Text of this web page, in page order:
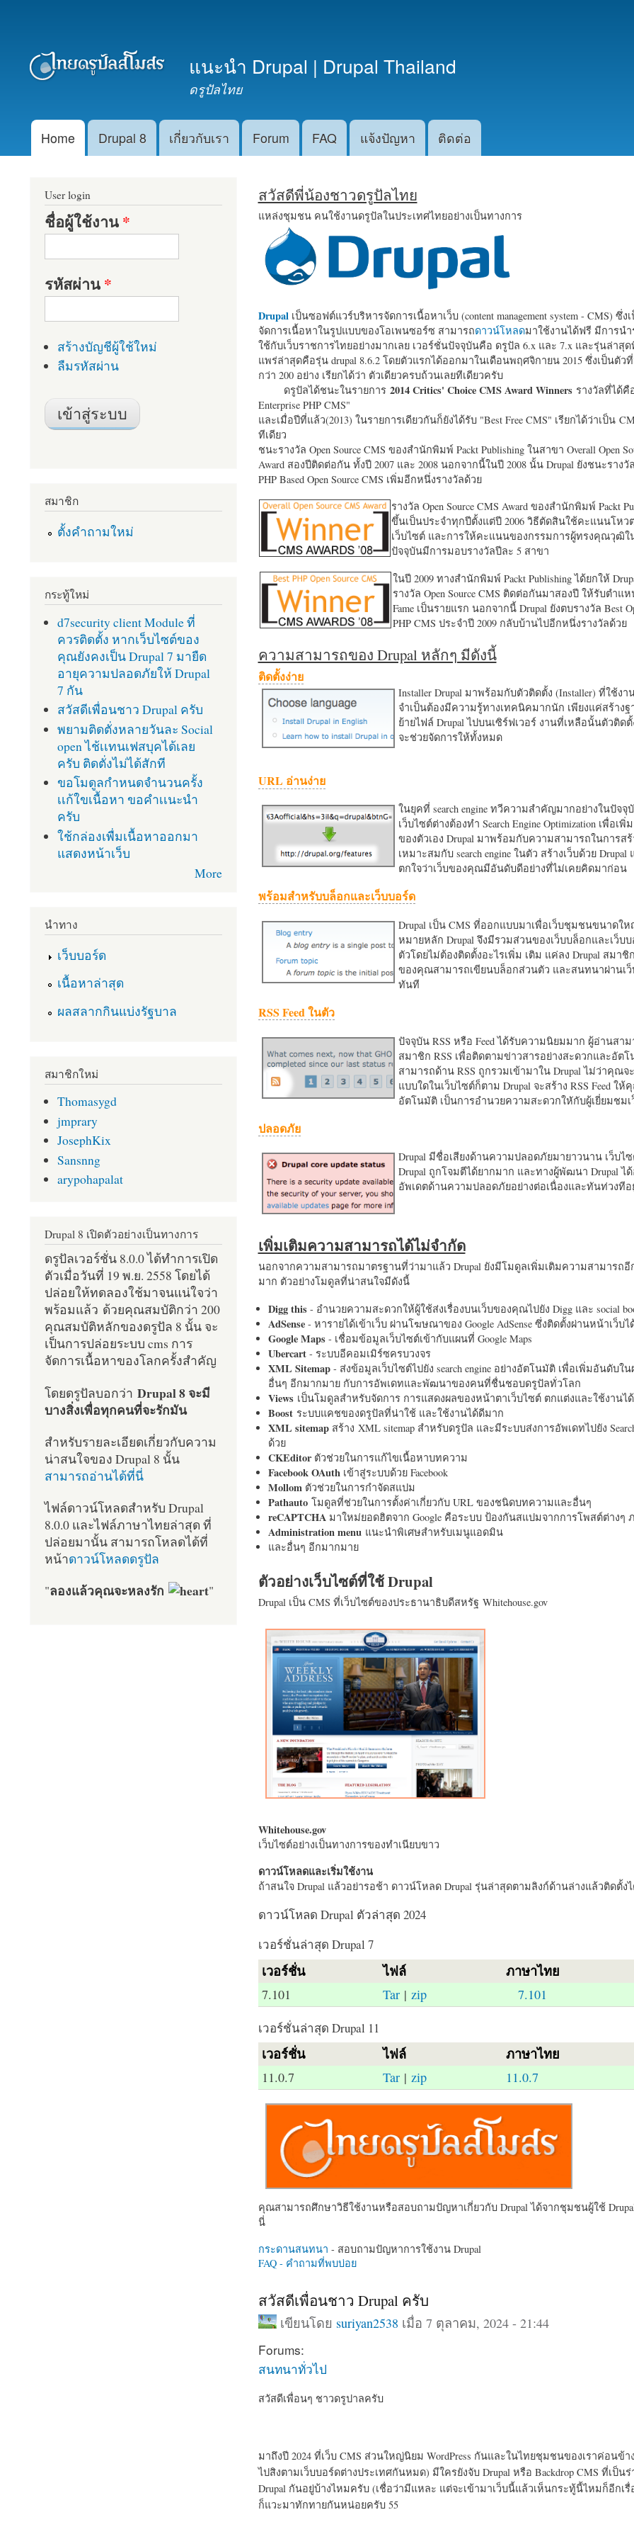
หลัก
แนะนำ Drupal | Drupal Thailand
ดรูปัลไทย
Main menu
Home Drupal 8 เกี่ยวกับเรา Forum FAQ แจ้งปัญหา ติดต่อ
สวัสดีพี่น้องชาวดรูปัลไทย
แหล่งชุมชน คนใช้งานดรูปัลในประเทศไทยอย่างเป็นทางการ
Drupalเป็นซอฟต์แวร์บริหารจัดการเนื้อหาเว็บ (content management system - CMS) ซึ่ง
จัดการเนื้อหาในรูปแบบของโอเพนซอร์ซ สามารถดาวน์โหลดมาใช้งานได้ฟรี มีการน
ใช้กับเว็บราชการไทยอย่างมากเลย เวอร์ชั่นปัจจุบันคือ ดรูปัล 6.x และ 7.x และรุ่นล่าสุด
แพร่ล่าสุดคือรุ่น drupal 8.6.2 โดยตัวแรกได้ออกมาในเดือนพฤศจิกายน 2015 ซึ่งเป็นตั
กว่า 200 อย่าง เรียกได้ว่า ตัวเดียวครบถ้วนเลยทีเดียวครับ
ดรูปัลได้ชนะในรายการ 2014 Critics' Choice CMS Award Winners รางวัลที่ได้คื
Enterprise PHP CMS"
และเมื่อปีที่แล้ว(2013) ในรายการเดียวกันก็ยังได้รับ "Best Free CMS" เรียกได้ว่าเป็น
ทีเดียว
ชนะรางวัล Open Source CMS ของสำนักพิมพ์ Packt Publishing ในสาขา Overall Open
Award สองปีติดต่อกัน ทั้งปี 2007 และ 2008 นอกจากนี้ในปี 2008 นั้น Drupal ยังชนะรางวั
PHP Based Open Source CMS เพิ่มอีกหนึ่งรางวัลด้วย
รางวัล Open Source CMS Award ของสำนักพิมพ์ Packt
ขึ้นเป็นประจำทุกปีตั้งแต่ปี 2006 วิธีตัดสินใช้คะแนนโหว
เว็บไซต์ และการให้คะแนนของกรรมการผู้ทรงคุณวุฒิใ
ปัจจุบันมีการมอบรางวัลปีละ 5 สาขา
ในปี 2009 ทางสำนักพิมพ์ Packt Publishing ได้ยกให้
รางวัล Open Source CMS ติดต่อกันมาสองปี ให้รับตำแ
Fame เป็นรายแรก นอกจากนี้ Drupal ยังตบรางวัล Best
PHP CMS ประจำปี 2009 กลับบ้านไปอีกหนึ่งรางวัลด้วย
ความสามารถของ Drupal หลักๆ มีดังนี้
ติดตั้งง่าย
Installer Drupal มาพร้อมกับตัวติดตั้ง (Installer) ที่ใช้งา
จำเป็นต้องมีความรู้ทางเทคนิคมากนัก เพียงแค่สร้าง
ย้ายไฟล์ Drupal ไปบนเซิร์ฟเวอร์ งานที่เหลือนั้นตัวติดตั้
จะช่วยจัดการให้ทั้งหมด
URL อ่านง่าย
ในยุคที่ search engine ทวีความสำคัญมากอย่างในปัจจุ
เว็บไซต์ต่างต้องทำ Search Engine Optimization เพื่อเ
ของตัวเอง Drupal มาพร้อมกับความสามารถในการสร้
เหมาะสมกับ search engine ในตัว สร้างเว็บด้วย
ตกใจว่าเว็บของคุณมีอันดับดีอย่างที่ไม่เคยคิดมาก่อน
พร้อมสำหรับบล็อกและเว็บบอร์ด
Drupal เป็น CMS ที่ออกแบบมาเพื่อเว็บชุมชนขนาดให
หมายหลัก Drupal จึงมีรวมส่วนของเว็บบล็อกและเว็บ
ตัวโดยไม่ต้องติดตั้งอะไรเพิ่ม เติม แค่ลง Drupal สมาชิ
ของคุณสามารถเขียนบล็อกส่วนตัว และสนทนาผ่านเว็
ทันที
RSS Feed ในตัว
ปัจจุบัน RSS หรือ Feed ได้รับความนิยมมาก ผู้อ่านสา
สมาชิก RSS เพื่อติดตามข่าวสารอย่างสะดวกและอัต
สามารถด้าน RSS ถูกรวมเข้ามาใน Drupal ไม่ว่าคุณจ
แบบใดในเว็บไซต์ก็ตาม Drupal จะสร้าง RSS Feed ให้
อัตโนมัติ เป็นการอำนวยความสะดวกใหักับผู้เยี่ยมชม
ปลอดภัย
Drupal มีชื่อเสียงด้านความปลอดภัยมายาวนาน เว็บไ
Drupal ถูกโจมตีได้ยากมาก และทางผู้พัฒนา Drupal ไ
อัพเดตด้านความปลอดภัยอย่างต่อเนื่องและทันท่วงทีอ
เพิ่มเติมความสามารถได้ไม่จำกัด
นอกจากความสามารถมาตรฐานที่ว่ามาแล้ว Drupal ยังมีโมดูลเพิ่มเติมความสามารถอี
มาก ตัวอย่างโมดูลที่น่าสนใจมีดังนี้
Digg this- อำนวยความสะดวกให้ผู้ใช้ส่งเรื่องบนเว็บของคุณไปยัง Digg และ social
AdSense- หารายได้เข้าเว็บ ผ่านโฆษณาของ Google AdSense ซึ่งติดตั้งผ่านหน้าเว็บไ
Google Maps- เชื่อมข้อมูลเว็บไซต์เข้ากับแผนที่ Google Maps
Ubercart- ระบบอีคอมเมิร์ซครบวงจร
XML Sitemap- ส่งข้อมูลเว็บไซต์ไปยัง search engine อย่างอัตโนมัติ เพื่อเพิ่มอันดับใ
อื่นๆ อีกมากมาย กับการอัพเดทและพัฒนาของคนที่ชื่นชอบดรูปัลทั่วโลก
Views เป็นโมดูลสำหรับจัดการ การแสดงผลของหน้าตาเว็บไซต์ ตกแต่งและใช้งานไ
Boost ระบบแคชของดรูปัลที่น่าใช้ และใช้งานได้ดีมาก
XML sitemapสร้าง XML sitemap สำหรับดรูปัล และมีระบบส่งการอัพเดทไปยัง
ด้วย
CKEditorตัวช่วยในการแก้ไขเนื้อหาบทความ
Facebook OAuth เข้าสู่ระบบด้วย Facebook
Mollom ตัวช่วยในการกำจัดสแปม
Pathautoโมดูลที่ช่วยในการตั้งค่าเกี่ยวกับ URL ของชนิดบทความและอื่นๆ
reCAPTCHA มาใหม่ยอดฮิตจาก Google คือระบบ ป้องกันสแปมจากการโพสต์ต่างๆ
Administration menu แนะนำพิเศษสำหรับเมนูแอดมิน
และอื่นๆ อีกมากมาย
ตัวอย่างเว็บไซต์ที่ใช้ Drupal
Drupal เป็น CMS ที่เว็บไซต์ของประธานาธิบดีสหรัฐ Whitehouse.gov
Whitehouse.gov
เว็บไซต์อย่างเป็นทางการของทำเนียบขาว
ดาวน์โหลดและเริ่มใช้งาน
ถ้าสนใจ Drupal แล้วอย่ารอช้า ดาวน์โหลด Drupal รุ่นล่าสุดตามลิงก์ด้านล่างแล้วติดตั้ง
ดาวน์โหลด Drupal ตัวล่าสุด 2024
เวอร์ชั่นล่าสุด Drupal 7
เวอร์ชั่น ไฟล์ ภาษาไทย
7.101 Tar| zip 7.101
เวอร์ชั่นล่าสุด Drupal 11
เวอร์ชั่น ไฟล์ ภาษาไทย
11.0.7 Tar| zip 11.0.7
คุณสามารถศึกษาวิธีใช้งานหรือสอบถามปัญหาเกี่ยวกับ Drupal ได้จากชุมชนผู้ใช้
นี่
กระดานสนทนา - สอบถามปัญหาการใช้งาน Drupal
FAQ - คำถามที่พบบ่อย
สวัสดีเพื่อนชาว Drupal ครับ
เขียนโดย suriyan2538 เมื่อ 7 ตุลาคม, 2024 - 21:44
Forums:
สนทนาทั่วไป
สวัสดีเพื่อนๆ ชาวดรูปาลครับ
มาถึงปี 2024 ที่เว็บ CMS ส่วนใหญ่นิยม WordPress กันและในไทยชุมชนของเราค่อนข้า
ไปสิงตามเว็บบอร์ดต่างประเทศกันหมด) มีใครยังจับ Drupal หรือ Backdrop CMS ที่เป็น
Drupal กันอยู่บ้างไหมครับ (เชื่อว่ามีแหละ แต่จะเข้ามาเว็บนี้แล้วเห็นกระทู้นี้ไหมก็อีกเรื่
ก็แวะมาทักทายกันหน่อยครับ 55
User login
ชื่อผู้ใช้งาน*
รหัสผ่าน*
สร้างบัญชีผู้ใช้ใหม่
ลืมรหัสผ่าน
สมาชิก
ตั้งคำถามใหม่
กระทู้ใหม่
d7security client Module ที่
ควรติดตั้ง หากเว็บไซต์ของ
คุณยังคงเป็น Drupal 7 มายืด
อายุความปลอดภัยให้ Drupal
7 กัน
สวัสดีเพื่อนชาว Drupal ครับ
พยามติดตั่งหลายวันละ Social
open ไช้เเทนเฟสบุคได้เลย
ครับ ติดตั่งไม่ได้สักที
ขอโมดูลกำหนดจำนวนครั้ง
เเก้ใขเนื้อหา ขอคำเเนะนำ
ครับ
ใช้กล่องเพื่มเนื้อหาออกมา
แสดงหน้าเว็บ
More
นำทาง
เว็บบอร์ด
เนื้อหาล่าสุด
ผลสลากกินแบ่งรัฐบาล
สมาชิกใหม่
Thomasygd
jmprary
JosephKix
Sansnng
arypohapalat
Drupal 8 เปิดตัวอย่างเป็นทางการ
ดรูปัลเวอร์ชั่น 8.0.0 ได้ทำการเปิด
ตัวเมื่อวันที่ 19 พ.ย. 2558 โดยได้
ปล่อยให้ทดลองใช้มาจนแน่ใจว่า
พร้อมแล้ว ด้วยคุณสมบัติกว่า 200
คุณสมบัติหลักของดรูปัล 8 นั้น จะ
เป็นการปล่อยระบบ cms การ
จัดการเนื้อหาของโลกครั้งสำคัญ
โดยดรูปัลบอกว่า Drupal 8 จะมี
บางสิ่งเพื่อทุกคนที่จะรักมัน
สำหรับรายละเอียดเกี่ยวกับความ
น่าสนใจของ Drupal 8 นั้น
สามารถอ่านได้ที่นี่
ไฟล์ดาวน์โหลดสำหรับ Drupal
8.0.0 และไฟล์ภาษาไทยล่าสุด ที่
ปล่อยมานั้น สามารถโหลดได้ที่
หน้าดาวน์โหลดดรูปัล
"ลองแล้วคุณจะหลงรัก "